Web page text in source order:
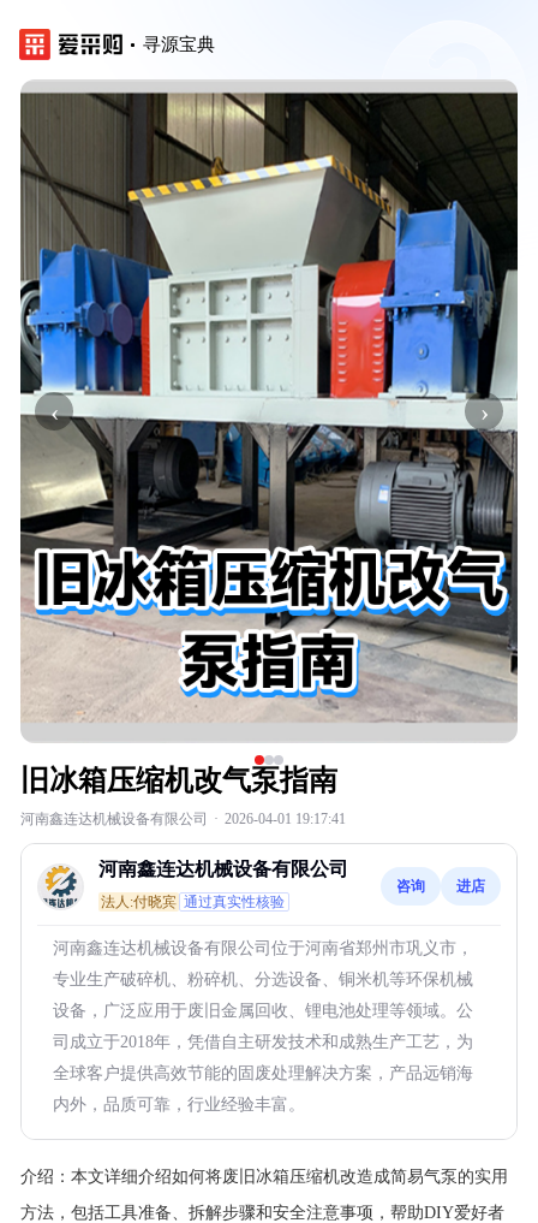
寻源宝典
‹ ›
旧冰箱压缩机改气泵指南
河南鑫连达机械设备有限公司 · 2026-04-01 19:17:41
河南鑫连达机械设备有限公司
法人:付晓宾 通过真实性核验
咨询 进店
河南鑫连达机械设备有限公司位于河南省郑州市巩义市，
专业生产破碎机、粉碎机、分选设备、铜米机等环保机械
设备，广泛应用于废旧金属回收、锂电池处理等领域。公
司成立于2018年，凭借自主研发技术和成熟生产工艺，为
全球客户提供高效节能的固废处理解决方案，产品远销海
内外，品质可靠，行业经验丰富。
介绍： 本文详细介绍如何将废旧冰箱压缩机改造成简易气泵的实用
方法，包括工具准备、拆解步骤和安全注意事项，帮助DIY爱好者